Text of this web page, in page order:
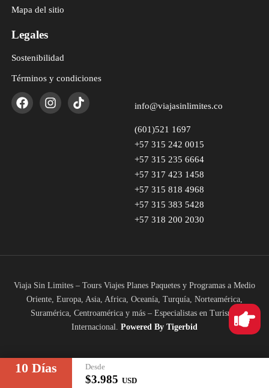
10 Días Desde
$3.985 USD
Mapa del sitio
Legales
Sostenibilidad
Términos y condiciones
info@viajasinlimites.co
(601)521 1697
+57 315 242 0015
+57 315 235 6664
+57 317 423 1458
+57 315 818 4968
+57 315 383 5428
+57 318 200 2030
Viaja Sin Limites – Tours Viajes Planes Paquetes y Programas a Medio
Oriente, Europa, Asia, Africa, Oceanía, Turquía, Norteamérica,
Suramérica, Centroamérica y más – Especialistas en Turismo
Internacional. Powered By Tigerbid